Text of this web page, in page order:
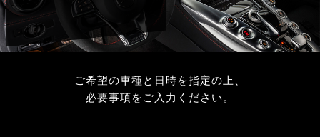
ご希望の車種と日時を指定の上、
必要事項をご入力ください。